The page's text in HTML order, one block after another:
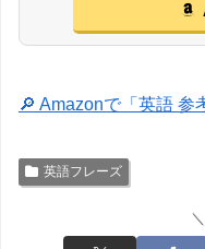
🔎 Amazonで「英語 参
英語フレーズ